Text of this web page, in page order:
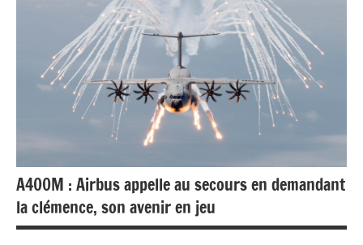
Economie
Energies
A400M : Airbus appelle au secours en demandant
la clémence, son avenir en jeu